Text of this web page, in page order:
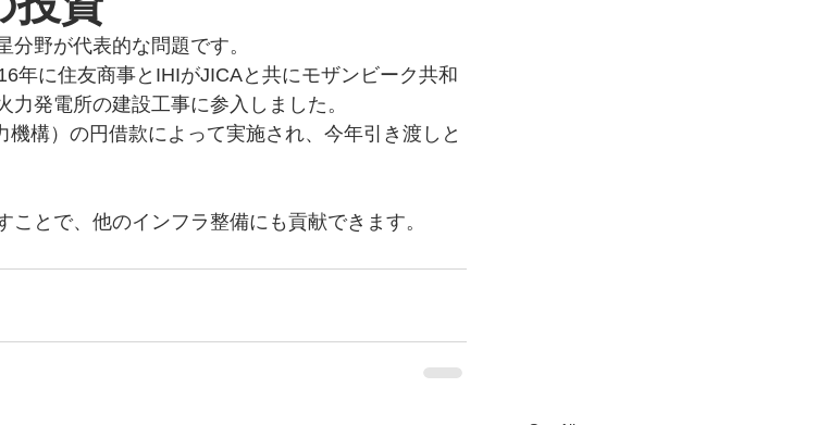
野が代表的な問題です。
年に住友商事とIHIがJICAと共にモザンビーク共和
発電所の建設工事に参入しました。
構）の円借款によって実施され、今年引き渡しと
とで、他のインフラ整備にも貢献できます。